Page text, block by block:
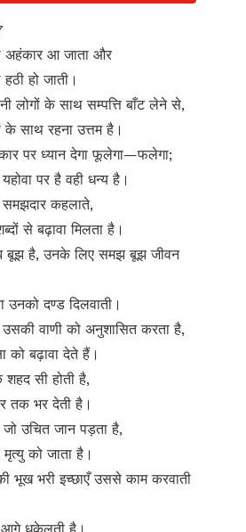
आ जाता और
हो जाती।
लोगों के साथ सम्पत्ति बाँट लेने से,
के साथ रहना उत्तम है।
पर ध्यान देगा फूलेगा—फलेगा;
पर है वही धन्य है।
समझदार कहलाते,
से बढ़ावा मिलता है।
बूझ है, उनके लिए समझ बूझ जीवन
उनको दण्ड दिलवाती।
उसकी वाणी को अनुशासित करता है,
को बढ़ावा देते हैं।
शहद सी होती है,
तक भर देती है।
जो उचित जान पड़ता है,
को जाता है।
भूख भरी इच्छाएँ उससे काम करवाती